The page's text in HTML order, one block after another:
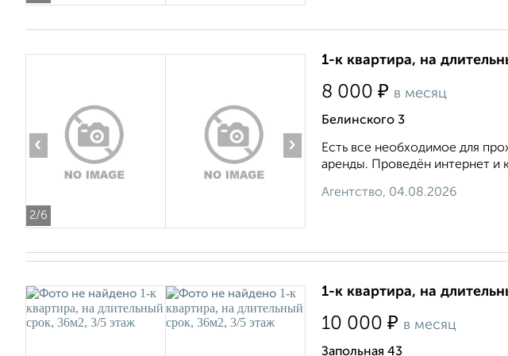
2/6
‹ ›
1-к квартира, на
8 000 ₽ в месяц
Белинского 3
Есть все необходимое для
аренды. Проведён интернет и
Агентство, 04.08.2026
1-к квартира, на
10 000 ₽ в месяц
Запольная 43